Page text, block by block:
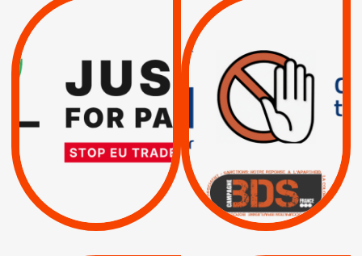
VIOLATIONS DES
SUSPENSION
TOTALE DE
L’ACCORD
D’ASSOCIATION UE-
ISRAËL
| Actus Pétitions
RESPECT DU DROIT
INTERNATIONAL ?
TRUMP, MACRON :
MÊME COMBAT
| Actus |
| Boycott militaire |
Lettres d'interpellation